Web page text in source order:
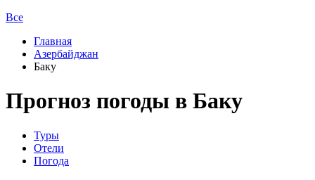
Все
Главная
Азербайджан
Баку
Прогноз погоды в Баку
Туры
Отели
Погода